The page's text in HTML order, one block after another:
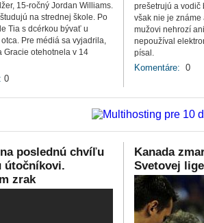
15-ročný Jordan Williams.
na strednej škole. Po
Tia s dcérkou bývať u
Pre médiá sa vyjadrila,
Gracie otehotnela v 14
0
prešetrujú a vodič
však nie je
mužovi nehrozí
nepoužíval
písal.
Komentáre: 0
poslednú chvíľu
útočníkovi.
zrak
Kanada
Svetovej lige